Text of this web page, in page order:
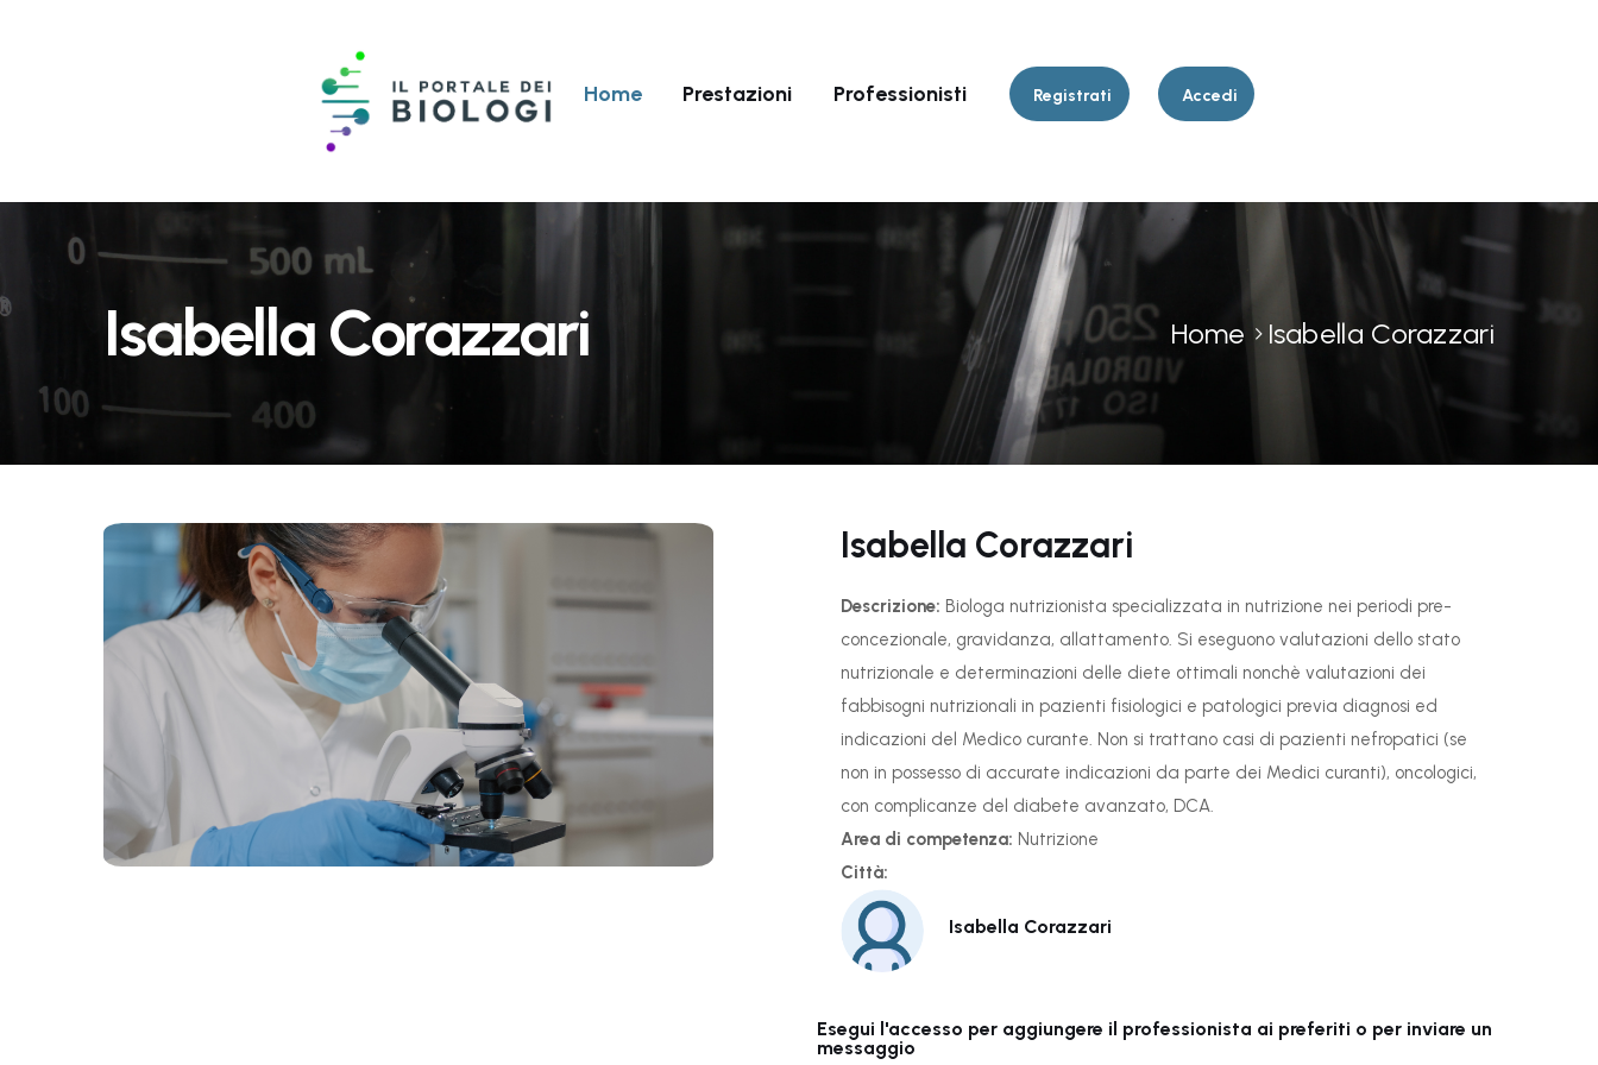
Home Prestazioni Professionisti Registrati Accedi
Isabella Corazzari Home Isabella Corazzari
Isabella Corazzari
Descrizione: Biologa nutrizionista specializzata in nutrizione nei periodi pre-
concezionale, gravidanza, allattamento. Si eseguono valutazioni dello stato
nutrizionale e determinazioni delle diete ottimali nonchè valutazioni dei
fabbisogni nutrizionali in pazienti fisiologici e patologici previa diagnosi ed
indicazioni del Medico curante. Non si trattano casi di pazienti nefropatici (se
non in possesso di accurate indicazioni da parte dei Medici curanti), oncologici,
con complicanze del diabete avanzato, DCA.
Area di competenza: Nutrizione
Città:
Isabella Corazzari
Esegui l'accesso per aggiungere il professionista ai preferiti o per inviare un
messaggio